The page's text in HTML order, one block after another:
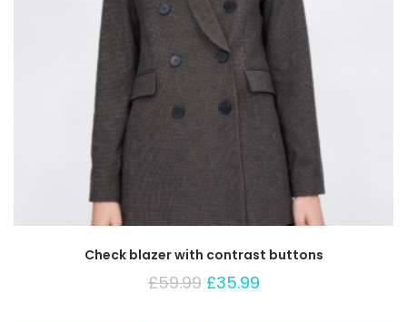
Check blazer with contrast buttons
£59.99 £35.99